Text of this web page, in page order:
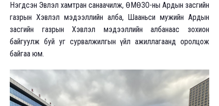
Нэгдсэн Эвлэл хамтран санаачилж, ӨМӨЗО-ны Ардын засгийн
газрын Хэвлэл мэдээллийн алба, Шааньси мужийн Ардын
засгийн газрын Хэвлэл мэдээллийн албанаас зохион
байгуулж буй уг сурвалжилгын үйл ажиллагаанд оролцож
байгаа юм.